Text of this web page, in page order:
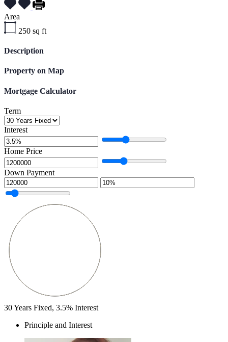
Area
250 sq ft
Description
Property on Map
Mortgage Calculator
Term
Interest
Home Price
Down Payment
30Years Fixed, 3.5% Interest
Principle and Interest